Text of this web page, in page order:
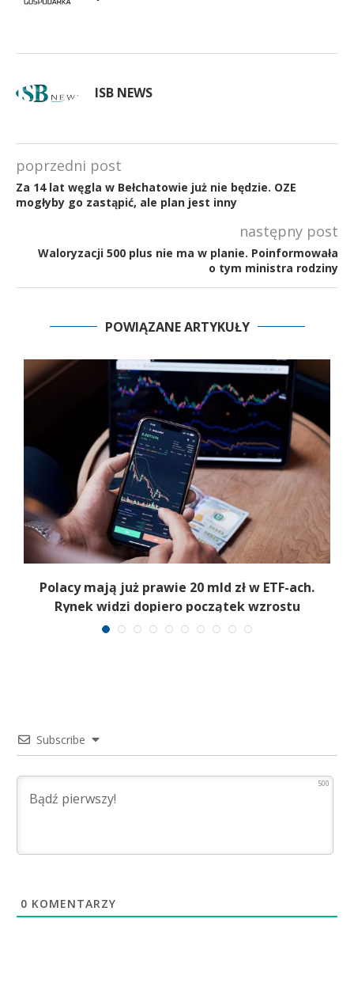
ISB NEWS
poprzedni post
Za 14 lat węgla w Bełchatowie już nie będzie. OZE
mogłyby go zastąpić, ale plan jest inny
następny post
Waloryzacji 500 plus nie ma w planie. Poinformowała
o tym ministra rodziny
POWIĄZANE ARTYKUŁY
Polacy mają już prawie 20 mld zł w ETF-ach.
Rynek widzi dopiero początek wzrostu
Subscribe
500
0 KOMENTARZY